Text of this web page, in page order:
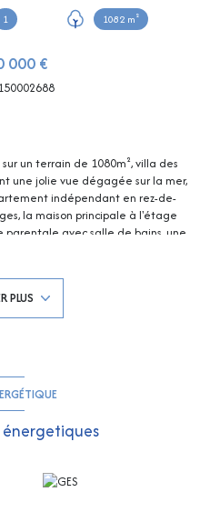
1 1082 m²
000 €
un terrain de 1080m², villa des
une jolie vue dégagée sur la mer,
indépendant en rez-de-
la maison principale à l'étage
avec salle de bains, une
! Contactez Eddy PARON Tél
809868243(EI) RCS FREJUS -
ce bien est exposé sont
PLUS